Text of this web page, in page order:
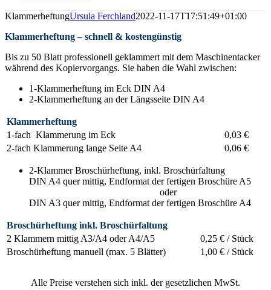
KlammerheftungUrsula Ferchland2022-11-17T17:51:49+01:00
Klammerheftung – schnell & kostengünstig
Bis zu 50 Blatt professionell geklammert mit dem Maschinentacker
während des Kopiervorgangs. Sie haben die Wahl zwischen:
1-Klammerheftung im Eck DIN A4
2-Klammerheftung an der Längsseite DIN A4
Klammerheftung
1-fach Klammerung im Eck
0,03 €
2-fach Klammerung lange Seite A4
0,06 €
2-Klammer Broschürheftung, inkl. Broschürfaltung
DIN A4 quer mittig, Endformat der fertigen Broschüre A5
oder
DIN A3 quer mittig, Endformat der fertigen Broschüre A4
Broschürheftung inkl. Broschürfaltung
2 Klammern mittig A3/A4 oder A4/A5
0,25 € / Stück
Broschürheftung manuell (max. 5 Blätter)
1,00 € / Stück
Alle Preise verstehen sich inkl. der gesetzlichen MwSt.